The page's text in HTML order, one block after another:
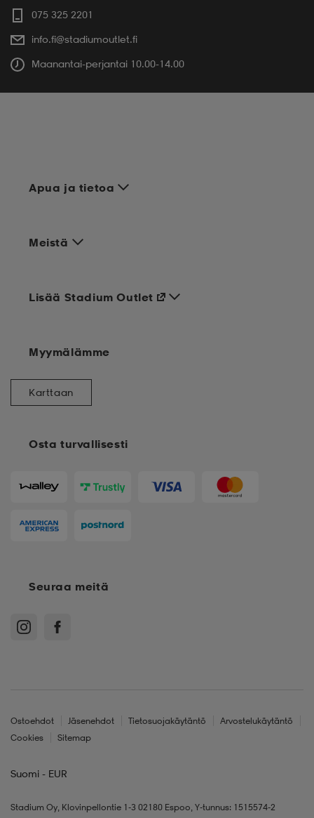
075 325 2201
info.fi@stadiumoutlet.fi
Maanantai-perjantai 10.00-14.00
Apua ja tietoa
Meistä
Osta turvallisesti
Lisää Stadium Outlet
Myymälämme
Karttaan
Seuraa meitä
Ostoehdot Jäsenehdot Tietosuojakäytäntö
Arvostelukäytäntö
Cookies
Sitemap
Suomi - EUR
Stadium Oy, Klovinpellontie 1-3 02180 Espoo, Y-tunnus: 1515574-2